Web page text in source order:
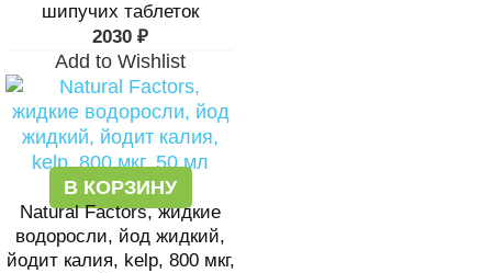
шипучих таблеток
2030 ₽
Add to Wishlist
В КОРЗИНУ
Natural Factors, жидкие
водоросли, йод жидкий,
йодит калия, kelp, 800 мкг,